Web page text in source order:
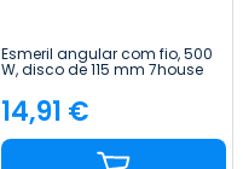
Esmeril angular com fio, 500
W, disco de 115 mm 7house
Preço
14,91 €